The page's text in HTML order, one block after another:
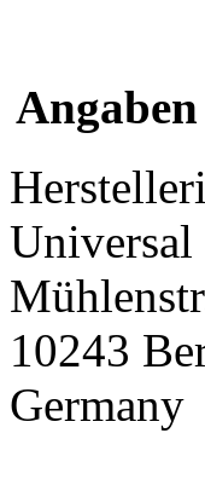
10243
Germany